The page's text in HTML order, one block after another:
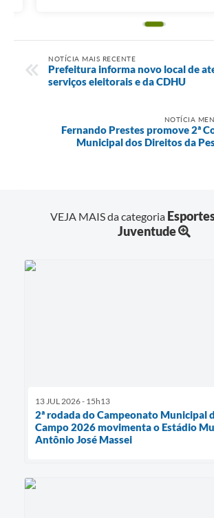
NOTÍCIA MAIS RECENTE
Prefeitura informa novo local de
serviços eleitorais e da CDHU
NOTÍCIA
Fernando Prestes promove 2ª
Municipal dos Direitos da
VEJA MAIS da categoria
Juventude
13 JUL 2026 - 15h13
2ª rodada do Campeonato Municipal
Campo 2026 movimenta o Estádio
Antônio José Massei